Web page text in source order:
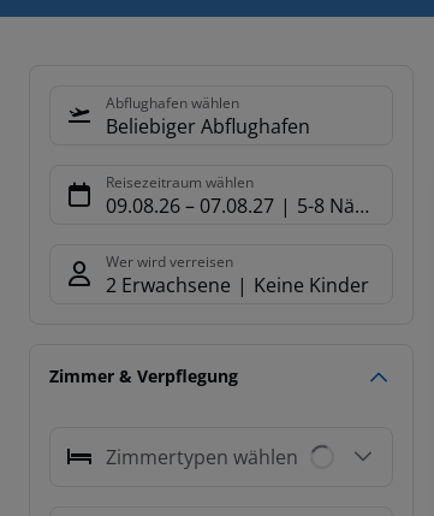
Abflughafen wählen
Beliebiger Abflughafen
Reisezeitraum wählen
09.08.26– 07.08.27 5-8 Nächte
Wer wird verreisen
2 Erwachsene Keine Kinder
Zimmer & Verpflegung
Zimmertypen wählen